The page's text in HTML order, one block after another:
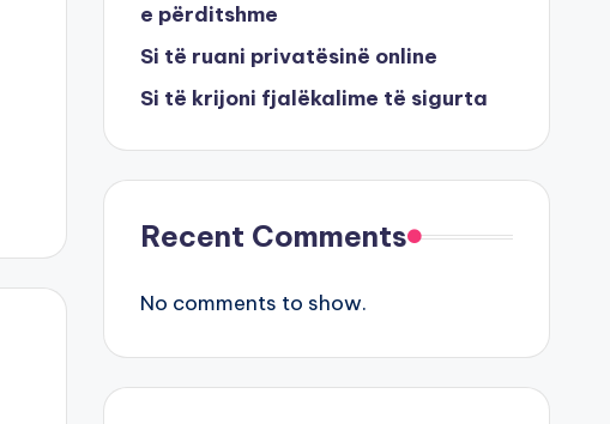
e përditshme
Si të ruani privatësinë online
Si të krijoni fjalëkalime të sigurta
Recent Comments
No comments to show.